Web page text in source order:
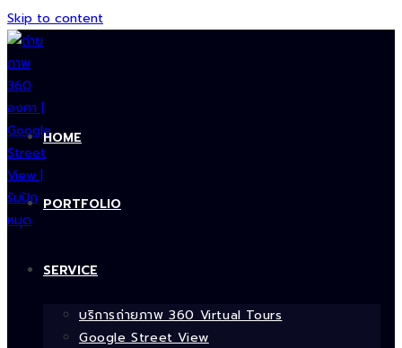
Skip to content
HOME
PORTFOLIO
SERVICE
บริการถ่ายภาพ 360 Virtual Tours
Google Street View